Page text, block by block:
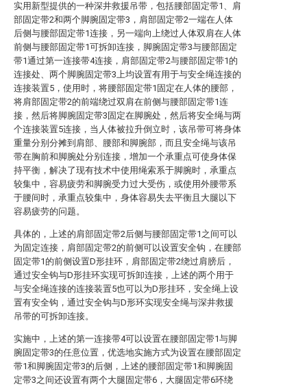
实用新型提供的一种深井救援吊带，包括腰部固定带1、肩
部固定带2和两个脚腕固定带3，肩部固定带2一端在人体
后侧与腰部固定带1连接，另一端向上绕过人体双肩在人体
前侧与腰部固定带1可拆卸连接，脚腕固定带3与腰部固定
带1通过第一连接带4连接，肩部固定带2与腰部固定带1的
连接处、两个脚腕固定带3上均设置有用于与安全绳连接的
连接装置5，使用时，将腰部固定带1固定在人体的腰部，
将肩部固定带2的前端绕过双肩在前侧与腰部固定带1连
接，然后将脚腕固定带3固定在脚腕处，然后将安全绳与两
个连接装置5连接，当人体被拉升倒立时，该吊带可将身体
重量分别分摊到肩部、腰部和脚腕部，而且安全绳与该吊
带在胸前和脚腕处分别连接，增加一个承重点可使身体保
持平衡，解决了现有技术中使用绳索系于脚腕时，承重点
较集中，容易疲劳和脚腕受力过大受伤，或使用外腰带系
于腰间时，承重点较集中，身体容易失去平衡且大腿以下
容易疲劳的问题。
具体的，上述的肩部固定带2后侧与腰部固定带1之间可以
为固定连接，肩部固定带2的前侧可以设置安全钩，在腰部
固定带1的前侧设置D形挂环，肩部固定带2绕过肩膀后，
通过安全钩与D形挂环实现可拆卸连接，上述的两个用于
与安全绳连接的连接装置5也可以为D形挂环，安全绳上设
置有安全钩，通过安全钩与D形环实现安全绳与深井救援
吊带的可拆卸连接。
实施中，上述的第一连接带4可以设置在腰部固定带1与脚
腕固定带3的任意位置，优选地实施方式为设置在腰部固定
带1和脚腕固定带3的后侧，上述的腰部固定带1和脚腕固
定带3之间还设置有两个大腿固定带6，大腿固定带6环绕